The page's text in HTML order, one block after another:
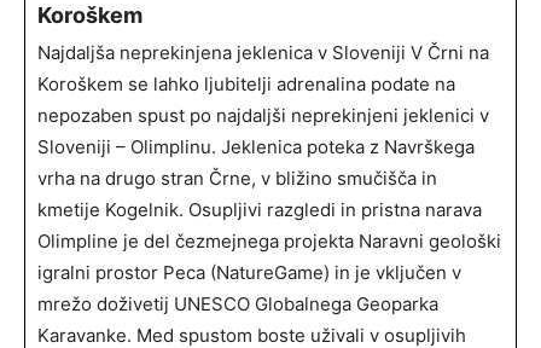
Koroškem
Najdaljša neprekinjena jeklenica v Sloveniji V Črni na
Koroškem se lahko ljubitelji adrenalina podate na
nepozaben spust po najdaljši neprekinjeni jeklenici v
Sloveniji – Olimplinu. Jeklenica poteka z Navrškega
vrha na drugo stran Črne, v bližino smučišča in
kmetije Kogelnik. Osupljivi razgledi in pristna narava
Olimpline je del čezmejnega projekta Naravni geološki
igralni prostor Peca (NatureGame) in je vključen v
mrežo doživetij UNESCO Globalnega Geoparka
Karavanke. Med spustom boste uživali v osupljivih